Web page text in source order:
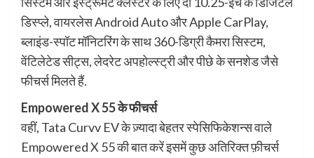
डिस्प्ले, वायरलेस Android Auto और Apple CarPlay,
ब्लाइंड-स्पॉट मॉनिटरिंग के साथ 360-डिग्री कैमरा सिस्टम,
वेंटिलेटेड सीट्स, लेदरेट अपहोल्स्ट्री और पीछे के सनशेड जैसे
फीचर्स मिलते हैं.
Empowered X 55 के फीचर्स
वहीं, Tata Curvv EV के ज़्यादा बेहतर स्पेसिफिकेशन्स वाले
Empowered X 55 की बात करें इसमें कुछ अतिरिक्त फ़ीचर्स